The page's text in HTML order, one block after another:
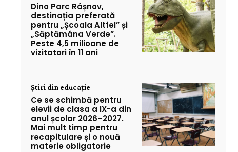
Dino Parc Râșnov,
destinația preferată
pentru „Școala Altfel” și
„Săptămâna Verde”.
Peste 4,5 milioane de
vizitatori în 11 ani
Știri din educație
Ce se schimbă pentru
elevii de clasa a IX-a din
anul școlar 2026–2027.
Mai mult timp pentru
recapitulare și o nouă
materie obligatorie